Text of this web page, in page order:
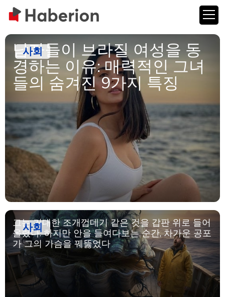
남자들이 브라질 여성을 동
경하는 이유: 매력적인 그녀
들의 숨겨진 9가지 특징
사회
그는 거대한 조개껍데기 같은 것을 갑판 위로 들어
올렸다. 하지만 안을 들여다보는 순간, 차가운 공포
가 그의 가슴을 꿰뚫었다
사회